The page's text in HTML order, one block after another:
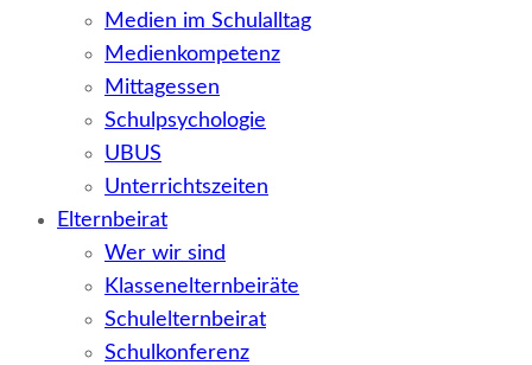
Medien im Schulalltag
Medienkompetenz
Mittagessen
Schulpsychologie
UBUS
Unterrichtszeiten
Elternbeirat
Wer wir sind
Klassenelternbeiräte
Schulelternbeirat
Schulkonferenz